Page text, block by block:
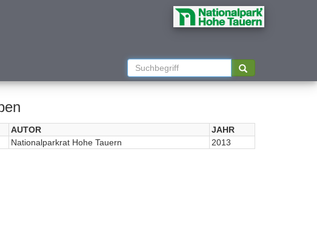
AUTOR
JAHR
Nationalparkrat Hohe Tauern 2013